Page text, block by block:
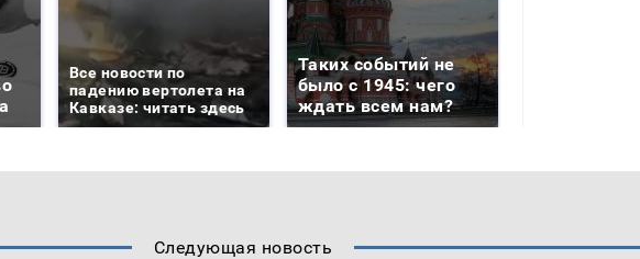
Все новости по
падению вертолета на
Кавказе: читать здесь
Таких событий не
было с 1945: чего
ждать всем нам?
Следующая новость